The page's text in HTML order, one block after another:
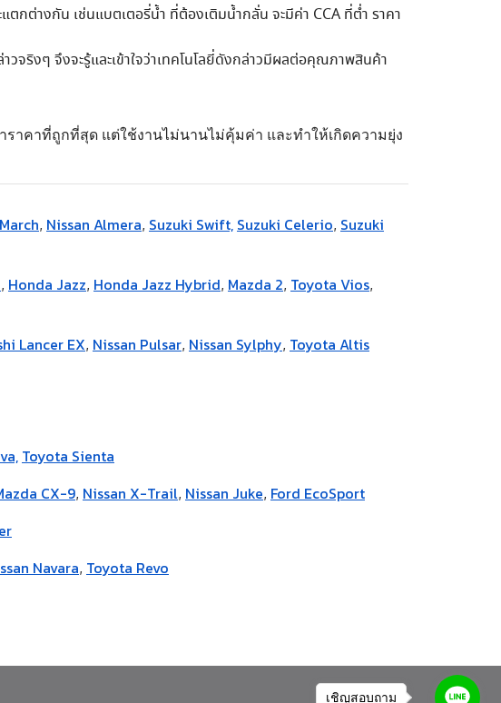
กต่างกัน เช่นแบตเตอรี่น้ำ ที่ต้องเติมน้ำกลั่น จะมีค่า CCA ที่ต่ำ ราคา
จริงๆ จึงจะรู้และเข้าใจว่าเทคโนโลยี่ดังกล่าวมีผลต่อคุณภาพสินค้า
าคาที่ถูกที่สุด แต่ใช้งานไม่นานไม่คุ้มค่า และทำให้เกิดความยุ่ง
, Nissan Almera, Suzuki Swift, Suzuki Celerio, Suzuki
, Honda Jazz, Honda Jazz Hybrid, Mazda 2, Toyota Vios,
Lancer EX, Nissan Pulsar, Nissan Sylphy, Toyota Altis
Toyota Sienta
CX-9, Nissan X-Trail, Nissan Juke, Ford EcoSport
Navara, Toyota Revo
เชิญสอบถาม